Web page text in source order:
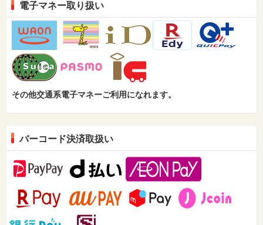
電子マネー取り扱い
その他交通系電子マネーご利用になれます。
バーコード決済取扱い